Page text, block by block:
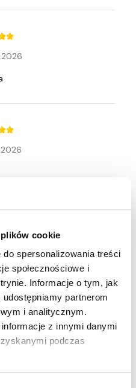
cookie
spersonalizowania treści
społecznościowe i
Informacje o tym, jak
partnerom
i analitycznym.
z innymi danymi
podczas